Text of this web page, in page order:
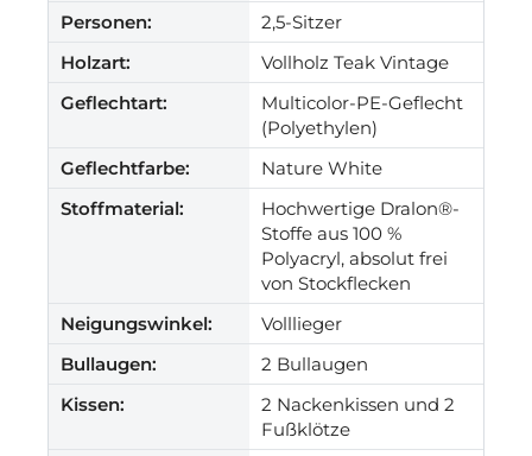
Personen:
2,5-Sitzer
Holzart:
Vollholz Teak Vintage
Geflechtart:
Multicolor-PE-Geflecht
(Polyethylen)
Geflechtfarbe:
Nature White
Stoffmaterial:
Hochwertige Dralon®-
Stoffe aus 100 %
Polyacryl, absolut frei
von Stockflecken
Neigungswinkel:
Volllieger
Bullaugen:
2 Bullaugen
Kissen:
2 Nackenkissen und 2
Fußklötze